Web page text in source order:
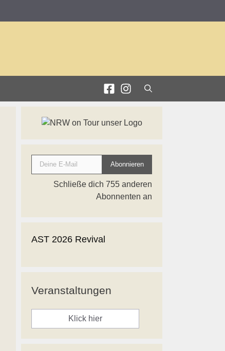
Deine E-Mail
Abonnieren
Schließe dich 755 anderen
Abonnenten an
AST 2026 Revival
Veranstaltungen
Klick hier